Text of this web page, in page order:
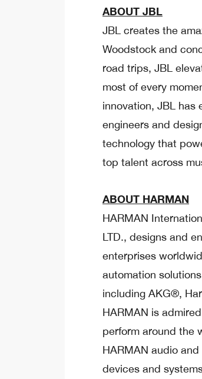
ABOUT JBL
JBL creates the
Woodstock and
road trips, JBL
most of every
innovation, JBL has
engineers and
technology that
top talent across
ABOUT HARMAN
HARMAN
LTD., designs and
enterprises
automation
including AKG®,
HARMAN is
perform around the
HARMAN audio
devices and